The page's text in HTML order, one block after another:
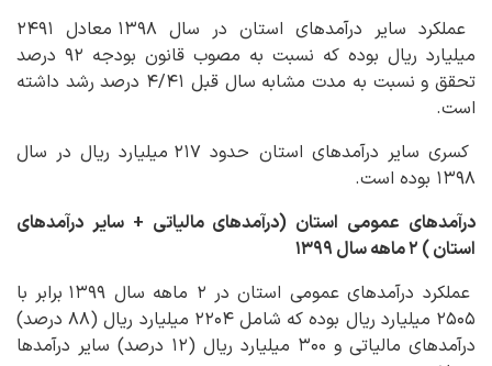
عملکرد سایر درآمدهای استان در سال ۱۳۹۸ معادل ۲۴۹۱
میلیارد ریال بوده که نسبت به مصوب قانون بودجه ۹۲ درصد
تحقق و نسبت به مدت مشابه سال قبل ۴/۴۱ درصد رشد داشته
است.
کسری سایر درآمدهای استان حدود ۲۱۷ میلیارد ریال در سال
۱۳۹۸ بوده است.
درآمدهای عمومی استان (درآمدهای مالیاتی + سایر درآمدهای
استان ) ۲ ماهه سال ۱۳۹۹
عملکرد درآمدهای عمومی استان در ۲ ماهه سال ۱۳۹۹ برابر با
۲۵۰۵ میلیارد ریال بوده که شامل ۲۲۰۴ میلیارد ریال (۸۸ درصد)
درآمدهای مالیاتی و ۳۰۰ میلیارد ریال (۱۲ درصد) سایر درآمدها